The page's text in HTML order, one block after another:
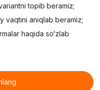
topib beramiz;
vaqtini aniqlab beramiz;
haqida so‘zlab